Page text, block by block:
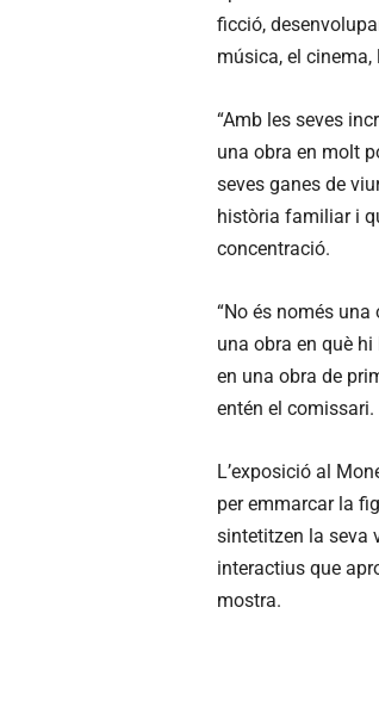
ficció,
música, el
“Amb les seves
una obra en molt
seves ganes de
història familiar i
concentració.
“No és només una
una obra en què
en una obra de
entén el comissari.
L’exposició al
per emmarcar la
sintetitzen la seva
interactius que
mostra.